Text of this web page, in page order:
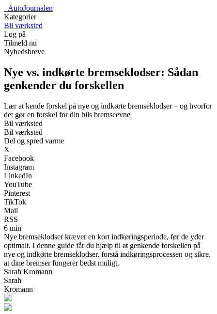
AutoJournalen
Kategorier
Bil værksted
Log på
Tilmeld nu
Nyhedsbreve
Nye vs. indkørte bremseklodser: Sådan
genkender du forskellen
Lær at kende forskel på nye og indkørte bremseklodser – og hvorfor
det gør en forskel for din bils bremseevne
Bil værksted
Bil værksted
Del og spred varme
X
Facebook
Instagram
LinkedIn
YouTube
Pinterest
TikTok
Mail
RSS
6 min
Nye bremseklodser kræver en kort indkøringsperiode, før de yder
optimalt. I denne guide får du hjælp til at genkende forskellen på
nye og indkørte bremseklodser, forstå indkøringsprocessen og sikre,
at dine bremser fungerer bedst muligt.
Sarah Kromann
Sarah
Kromann